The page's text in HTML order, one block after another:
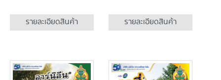
รายละเอียดสินค้า รายละเอียดสินค้า